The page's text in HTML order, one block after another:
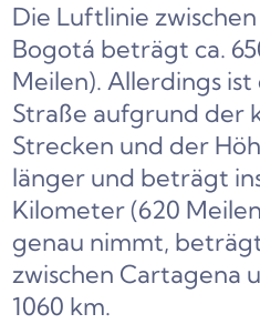
Die Luftlinie
Bogotá beträgt ca.
Meilen). Allerdings
Straße aufgrund der
Strecken und der
länger und beträgt
Kilometer (620
genau nimmt,
zwischen Cartagena
1060 km.